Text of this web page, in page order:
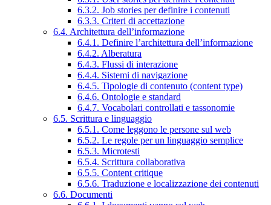
6.3.2. Job stories per definire i contenuti
6.3.3. Criteri di accettazione
6.4. Architettura dell’informazione
6.4.1. Definire l’architettura dell’informazione
6.4.2. Alberatura
6.4.3. Flussi di interazione
6.4.4. Sistemi di navigazione
6.4.5. Tipologie di contenuto (content type)
6.4.6. Ontologie e standard
6.4.7. Vocabolari controllati e tassonomie
6.5. Scrittura e linguaggio
6.5.1. Come leggono le persone sul web
6.5.2. Le regole per un linguaggio semplice
6.5.3. Microtesti
6.5.4. Scrittura collaborativa
6.5.5. Content critique
6.5.6. Traduzione e localizzazione dei contenuti
6.6. Documenti